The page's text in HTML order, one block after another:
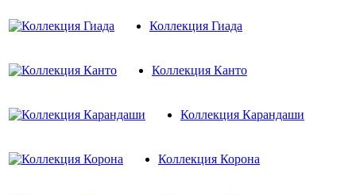
Коллекция Гиада
Коллекция Канто
Коллекция Карандаши
Коллекция Корона